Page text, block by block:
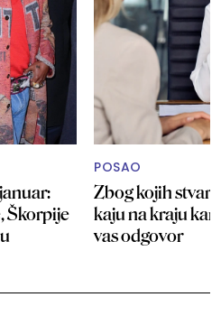
Škorpije
POSAO
Zbog kojih stvari
kaju na kraju
vas odgovor